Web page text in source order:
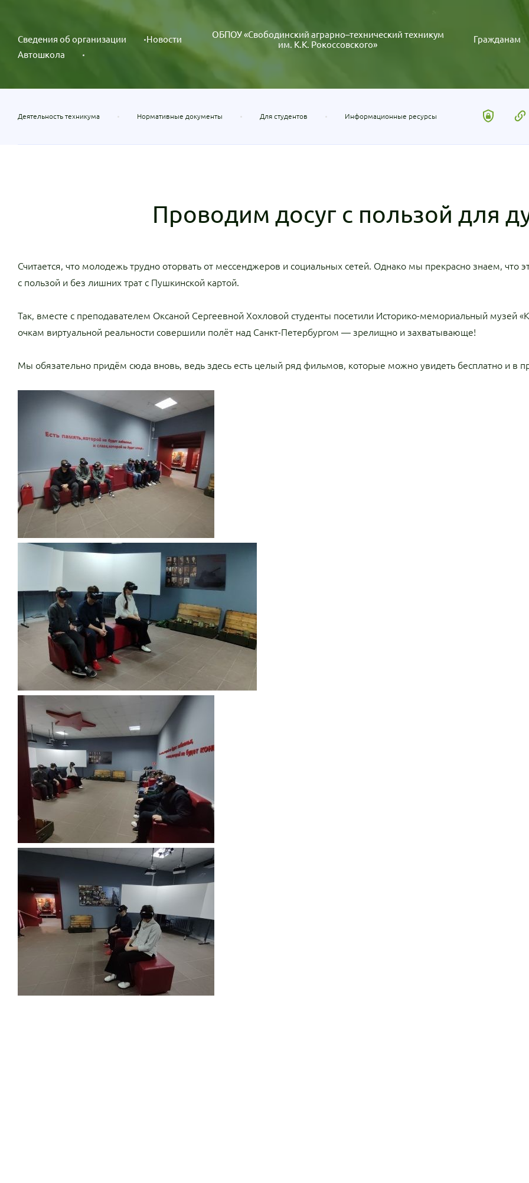
Сведения об организации Новости
ОБПОУ «Свободинский аграрно–технический техникум
им. К.К. Рокоссовского»
Гражданам
Автошкола
Деятельность техникума Нормативные документы Для студентов Информационные ресурсы
Проводим досуг с пользой для
Считается, что молодежь трудно оторвать от мессенджеров и социальных сетей. Однако мы прекрасно знаем, что
с пользой и без лишних трат с Пушкинской картой.
Так, вместе с преподавателем Оксаной Сергеевной Хохловой студенты посетили Историко-мемориальный музей
очкам виртуальной реальности совершили полëт над Санкт-Петербургом — зрелищно и захватывающе!
Мы обязательно придëм сюда вновь, ведь здесь есть целый ряд фильмов, которые можно увидеть бесплатно и в